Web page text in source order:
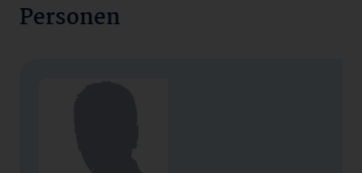
Personen